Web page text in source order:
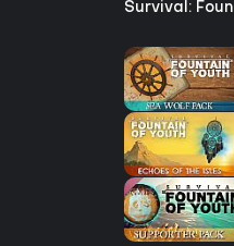
Survival: